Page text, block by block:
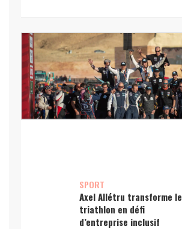
SPORT
Axel Allétru transforme le
triathlon en défi
d’entreprise inclusif